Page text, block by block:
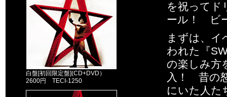
白盤[初回限定盤](CD+DVD）
2600円 TECI-1250
を祝って
ール！ ビ
まずは、イ
われた『
の楽しみ方
入！ 昔の
にいた人た